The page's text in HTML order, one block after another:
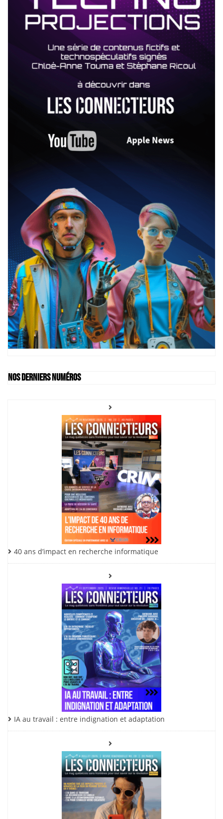
Nos derniers numéros
40 ans d’impact en recherche informatique
IA au travail : entre indignation et adaptation